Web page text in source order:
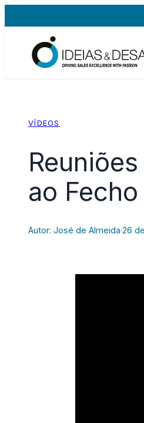
para
conteúdo
VÍDEOS
ao
Autor: José de Almeida·26